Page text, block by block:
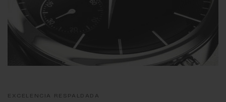
EXCELENCIA RESPALDADA